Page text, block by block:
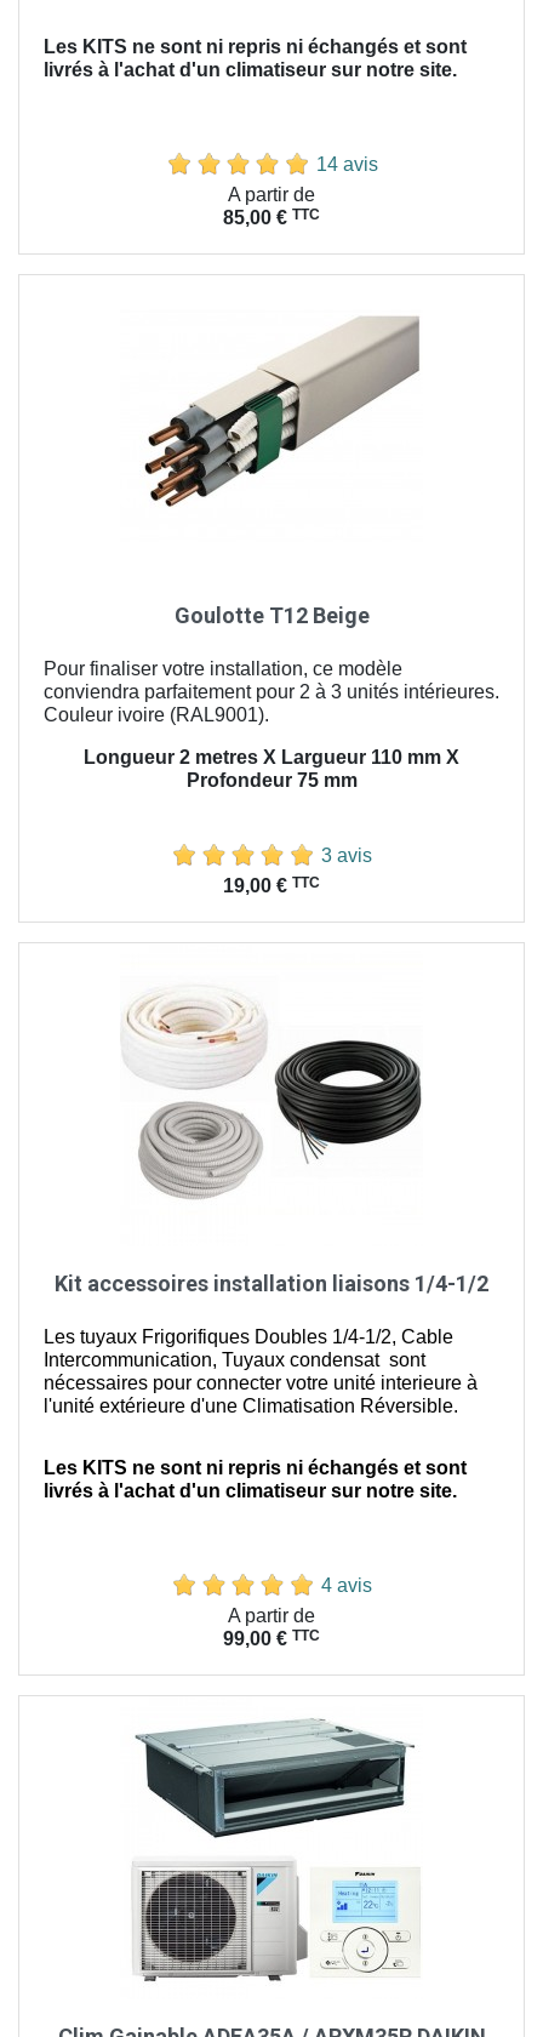
Les KITS ne sont ni repris ni échangés et sont
livrés à l'achat d'un climatiseur sur notre site.
14 avis
A partir de
85,00 € TTC
Goulotte T12 Beige
Pour finaliser votre installation, ce modèle
conviendra parfaitement pour 2 à 3 unités intérieures.
Couleur ivoire (RAL9001).
Longueur 2 metres X Largueur 110 mm X
Profondeur 75 mm
3 avis
19,00 € TTC
Kit accessoires installation liaisons 1/4-1/2
Les tuyaux Frigorifiques Doubles 1/4-1/2, Cable
Intercommunication, Tuyaux condensat sont
nécessaires pour connecter votre unité interieure à
l'unité extérieure d'une Climatisation Réversible.
Les KITS ne sont ni repris ni échangés et sont
livrés à l'achat d'un climatiseur sur notre site.
4 avis
A partir de
99,00 € TTC